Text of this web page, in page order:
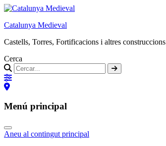
Catalunya Medieval
Castells, Torres, Fortificacions i altres construccions
Cerca
Menú principal
Aneu al contingut principal